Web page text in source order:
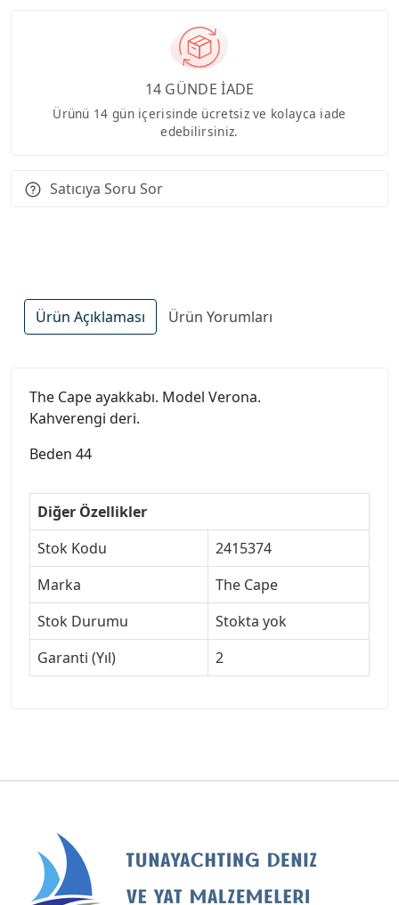
14 GÜNDE İADE
Ürünü 14 gün içerisinde ücretsiz ve kolayca iade
edebilirsiniz.
Satıcıya Soru Sor
Ürün Açıklaması Ürün Yorumları
The Cape ayakkabı. Model Verona.
Kahverengi deri.
Beden 44
Diğer Özellikler
Stok Kodu
2415374
Marka
The Cape
Stok Durumu
Stokta yok
Garanti (Yıl)
2